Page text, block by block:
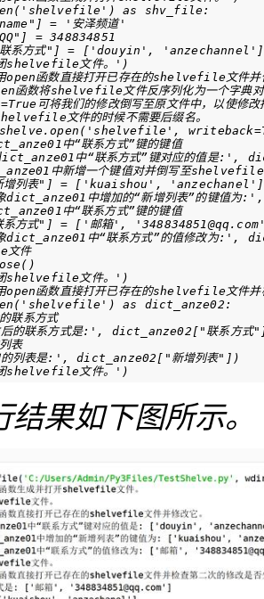
( 'shelvefile' ) as shv_file:
] =
'安泽频道'
] = 348834851
系方式" ] = [ 'douyin' , 'anzechannel' ]
shelvefile文件。' )
open函数直接打开已存在的shelvefile文件
函数将shelvefile文件反序列化为一个字典
可将我们的修改倒写至原文件中，以使修改
文件的时候不需要后缀名。
shelve.open ( 'shelvefile' , writeback=
中“联系方式”键的键值
中“联系方式”键对应的值是:' ,
中新增一个键值对并倒写至shelvefile
增列表" ] = [ 'kuaishou' , 'anzechanel' ]
dict_anze01中增加的“新增列表”的键值为:' ,
中“联系方式”键的键值
系方式" ] = [ '邮箱' ,
dict_anze01中“联系方式”的值修改为:' ,
件
()
shelvefile文件。' )
open函数直接打开已存在的shelvefile文件并
( 'shelvefile' ) as dict_anze02 :
联系方式
的联系方式是:' , dict_anze02 [ "联系方式"
表
列表是:' , dict_anze02 [ "新增列表" ])
shelvefile文件。' )
果如下图所示。